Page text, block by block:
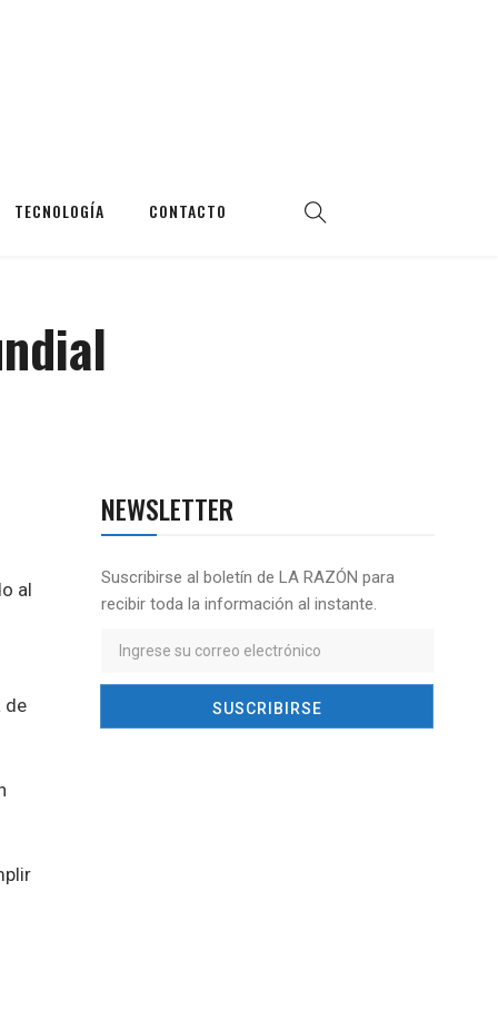
TECNOLOGÍA CONTACTO
al
de
NEWSLETTER
Suscribirse al boletín de LA RAZÓN para
recibir toda la información al instante.